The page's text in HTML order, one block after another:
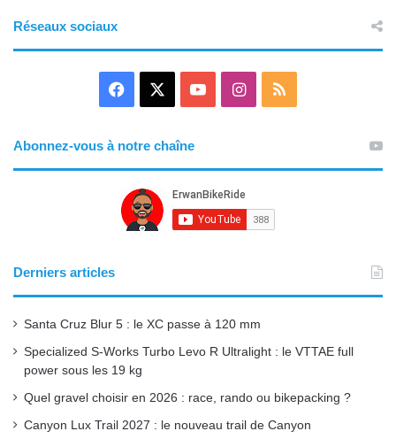
Réseaux sociaux
e
b
o
T
u
e
I
a
r
Abonnez-vous à notre chaîne
Derniers articles
Santa Cruz Blur 5 : le XC passe à 120 mm
Specialized S-Works Turbo Levo R Ultralight : le VTTAE full
power sous les 19 kg
Quel gravel choisir en 2026 : race, rando ou bikepacking ?
Canyon Lux Trail 2027 : le nouveau trail de Canyon